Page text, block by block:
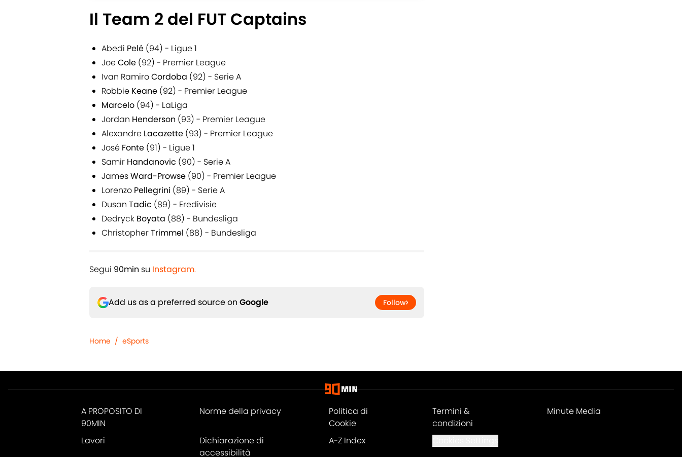
Il Team 2 del FUT Captains
Abedi Pelé (94) - Ligue 1
JoeCole (92) - Premier League
Ivan RamiroCordoba (92) - Serie A
Robbie Keane (92) - Premier League
Marcelo (94) - LaLiga
Jordan Henderson (93) - Premier League
Alexandre Lacazette (93) - Premier League
José Fonte (91) - Ligue 1
Samir Handanovic (90) - Serie A
JamesWard-Prowse (90) - Premier League
Lorenzo Pellegrini (89) - Serie A
Dusan Tadic (89) - Eredivisie
Dedryck Boyata (88) - Bundesliga
ChristopherTrimmel (88) - Bundesliga
Segui 90min su Instagram.
Add us as a preferred source on Google Follow
Home / eSports
A PROPOSITO DI
90MIN
Norme della privacy
Politica di
Cookie
Termini &
condizioni
Minute Media
Lavori
Dichiarazione di
accessibilità
A-Z Index